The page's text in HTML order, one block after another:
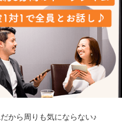
から周りも気にならない♪